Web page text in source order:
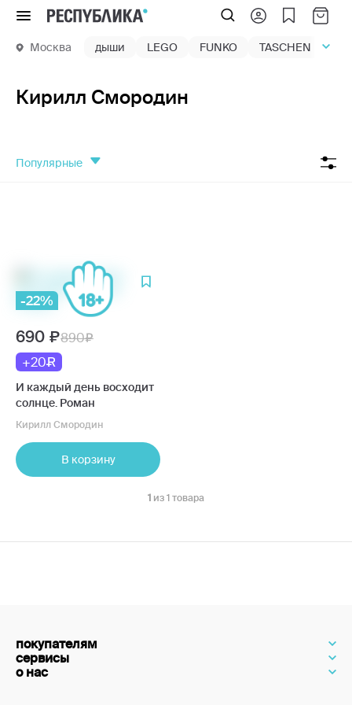
Меню
Москва дыши LEGO FUNKO TASCHEN
Кирилл Смородин
популярные
-22%
690
890
+20
И каждый день восходит
солнце. Роман
Кирилл Смородин
В корзину
1 из 1 товара
покупателям
сервисы
о нас